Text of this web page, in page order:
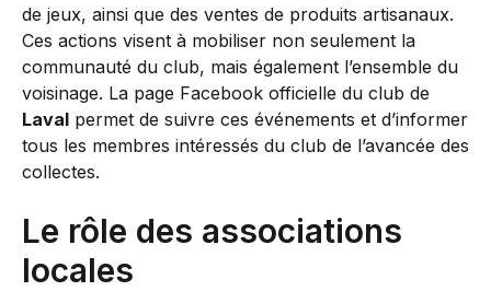
de jeux, ainsi que des ventes de produits artisanaux.
Ces actions visent à mobiliser non seulement la
communauté du club, mais également l’ensemble du
voisinage. La page Facebook officielle du club de
Laval permet de suivre ces événements et d’informer
tous les membres intéressés du club de l’avancée des
collectes.
Le rôle des associations
locales